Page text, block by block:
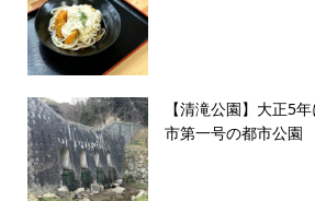
【清滝公園】大正5
市第一号の都市公園